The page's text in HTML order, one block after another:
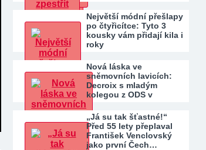
Největší módní přešlapy
po čtyřicítce: Tyto 3
kousky vám přidají kila i
roky
Nová láska ve
sněmovních lavicích:
Decroix s mladým
kolegou z ODS v
„Já su tak šťastné!“
Před 55 lety přeplaval
František Venclovský
jako první Čech…